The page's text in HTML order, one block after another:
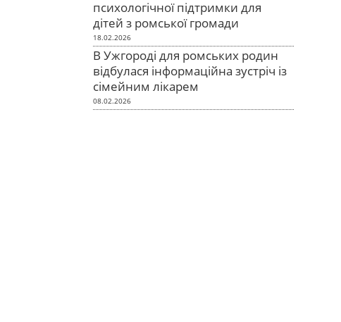
психологічної підтримки для
дітей з ромської громади
18.02.2026
В Ужгороді для ромських родин
відбулася інформаційна зустріч із
сімейним лікарем
08.02.2026